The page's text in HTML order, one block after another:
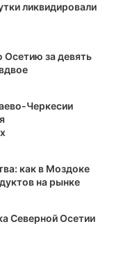
ликвидировали
Осетию за девять
Черкесии
как в Моздоке
на рынке
Северной Осетии